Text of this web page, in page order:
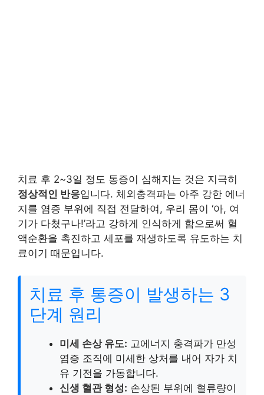
치료 후 2~3일 정도 통증이 심해지는 것은 지극히
정상적인 반응입니다. 체외충격파는 아주 강한 에너
지를 염증 부위에 직접 전달하여, 우리 몸이 ‘아, 여
기가 다쳤구나!’라고 강하게 인식하게 함으로써 혈
액순환을 촉진하고 세포를 재생하도록 유도하는 치
료이기 때문입니다.
치료 후 통증이 발생하는 3
단계 원리
미세 손상 유도: 고에너지 충격파가 만성
염증 조직에 미세한 상처를 내어 자가 치
유 기전을 가동합니다.
신생 혈관 형성: 손상된 부위에 혈류량이